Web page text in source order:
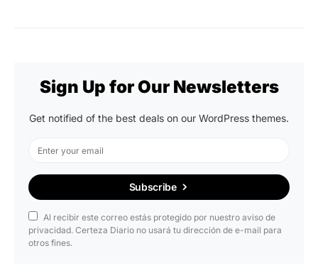
Sign Up for Our Newsletters
Get notified of the best deals on our WordPress themes.
Subscribe
Al recibir este correo estás protegido por nuestro aviso de
privacidad. Certeza Diario no usará tu dirección de e-mail para
otros fines.